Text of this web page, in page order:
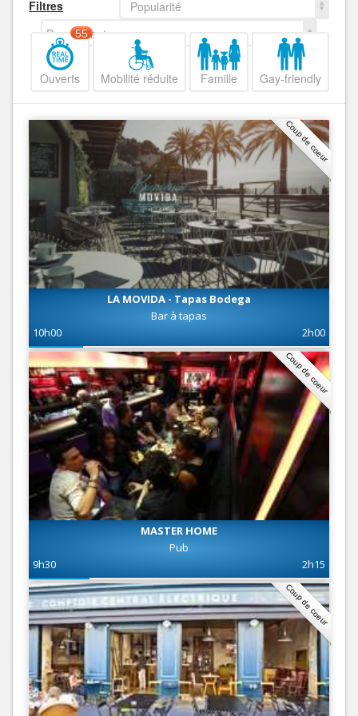
Filtres
Popularité
Decroissant
Ouverts
55
Mobilité réduite Famille Gay-friendly
Coup de coeur
LA MOVIDA - Tapas Bodega
Bar à tapas
10h00
2h00
Coup de coeur
MASTER HOME
Pub
9h30
2h15
Coup de coeur